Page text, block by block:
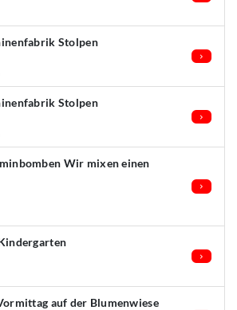
Stolpen
Stolpen
Wir mixen einen
auf der Blumenwiese